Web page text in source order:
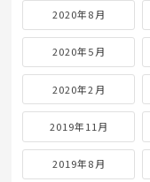
2020年8月
2020年5月
2020年2月
2019年11月
2019年8月